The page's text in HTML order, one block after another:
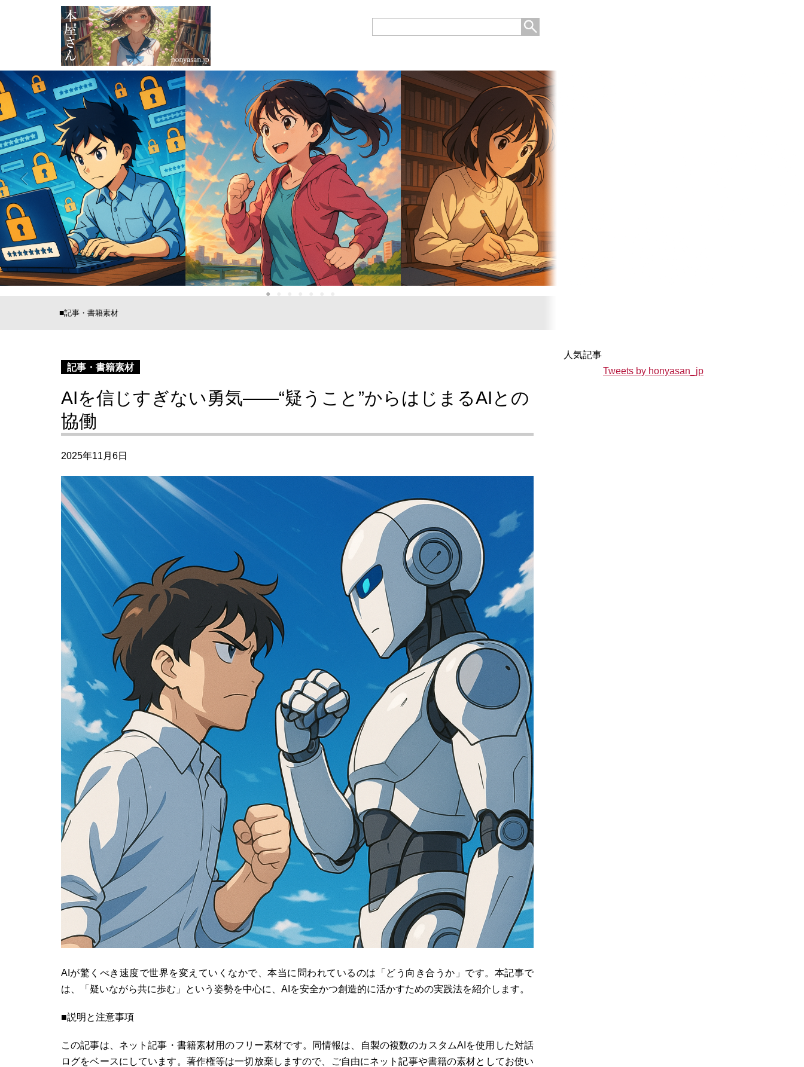
●
記事・書籍素材
記事・書籍素材
AIを信じすぎない勇気――“疑うこと”からはじまるAIとの
協働
2025年11月6日
AIが驚くべき速度で世界を変えていくなかで、本当に問われているのは「どう向き合うか」です。本記事で
は、「疑いながら共に歩む」という姿勢を中心に、AIを安全かつ創造的に活かすための実践法を紹介します。
■説明と注意事項
この記事は、ネット記事・書籍素材用のフリー素材です。同情報は、自製の複数のカスタムAIを使用した対話
ログをベースにしています。著作権等は一切放棄しますので、ご自由にネット記事や書籍の素材としてお使い
人気記事
Tweets by honyasan_jp